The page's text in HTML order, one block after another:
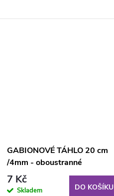
GABIONOVÉ TÁHLO 20 cm
/4mm - oboustranné
7 Kč
Skladem DO KOŠÍKU